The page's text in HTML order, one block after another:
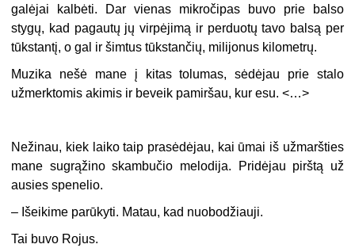
galėjai kalbėti. Dar vienas mikročipas buvo prie balso
stygų, kad pagautų jų virpėjimą ir perduotų tavo balsą per
tūkstantį, o gal ir šimtus tūkstančių, milijonus kilometrų.
Muzika nešė mane į kitas tolumas, sėdėjau prie stalo
užmerktomis akimis ir beveik pamiršau, kur esu. <…>
Nežinau, kiek laiko taip prasėdėjau, kai ūmai iš užmaršties
mane sugrąžino skambučio melodija. Pridėjau pirštą už
ausies spenelio.
– Išeikime parūkyti. Matau, kad nuobodžiauji.
Tai buvo Rojus.